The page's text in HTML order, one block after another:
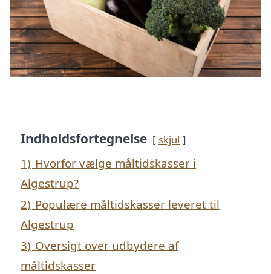
Indholdsfortegnelse skjul
1) Hvorfor vælge måltidskasser i
Algestrup?
2) Populære måltidskasser leveret til
Algestrup
3) Oversigt over udbydere af
måltidskasser